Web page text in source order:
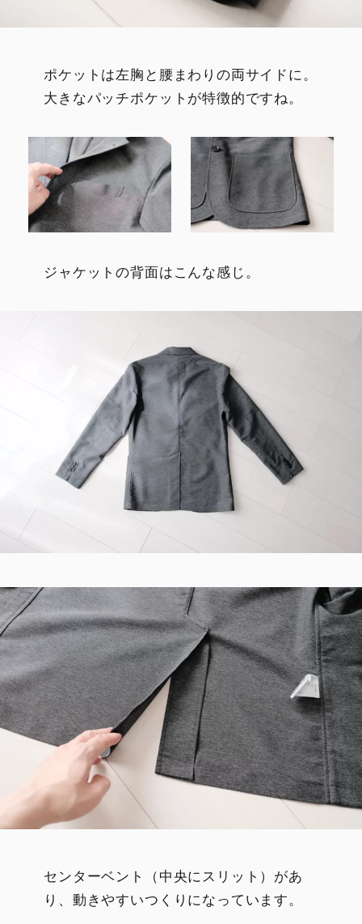
ポケットは左胸と腰まわりの両サイドに。
大きなパッチポケットが特徴的ですね。
ジャケットの背面はこんな感じ。
センターベント（中央にスリット）があ
り、動きやすいつくりになっています。